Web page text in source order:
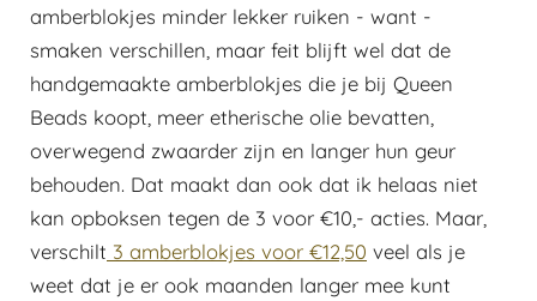
amberblokjes minder lekker ruiken - want -
smaken verschillen, maar feit blijft wel dat de
handgemaakte amberblokjes die je bij Queen
Beads koopt, meer etherische olie bevatten,
overwegend zwaarder zijn en langer hun geur
behouden. Dat maakt dan ook dat ik helaas niet
kan opboksen tegen de 3 voor €10,- acties. Maar,
verschilt 3 amberblokjes voor €12,50 veel als je
weet dat je er ook maanden langer mee kunt